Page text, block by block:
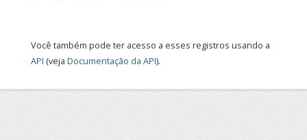
Você também pode ter acesso a esses registros usando a
API (veja Documentação da API).